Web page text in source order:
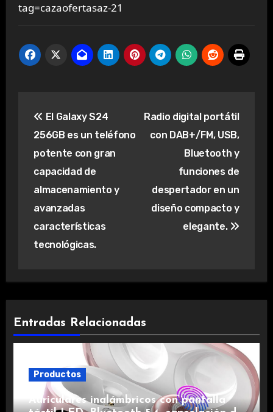
tag=cazaofertasaz-21
de
entradas
El Galaxy S24
256GB es un teléfono
potente con gran
capacidad de
almacenamiento y
avanzadas
características
tecnológicas.
Radio digital portátil
con DAB+/FM, USB,
Bluetooth y
funciones de
despertador en un
diseño compacto y
elegante.
Entradas Relacionadas
Productos
Auriculares inalámbricos con pantalla